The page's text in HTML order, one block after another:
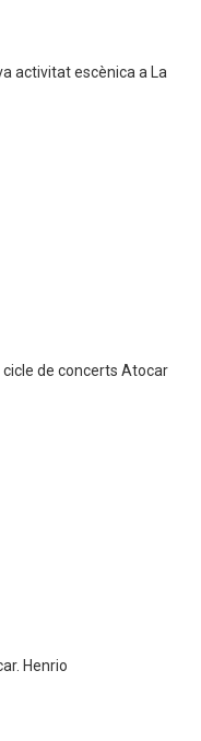
activitat escènica a La
cicle de concerts Atocar
Henrio